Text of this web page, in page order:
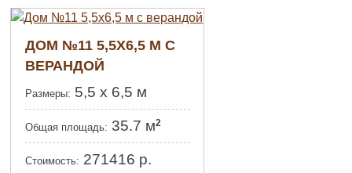
ДОМ №11 5,5Х6,5 М С
ВЕРАНДОЙ
Размеры: 5,5 х 6,5 м
Общая площадь: 35.7 м2
Стоимость: 271416 р.